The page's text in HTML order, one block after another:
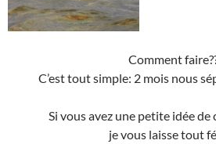
Comment
C’est tout simple: 2 mois nous
Si vous avez une petite idée de
je vous laisse tout